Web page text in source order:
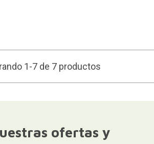
1-7 de 7 productos
ofertas y